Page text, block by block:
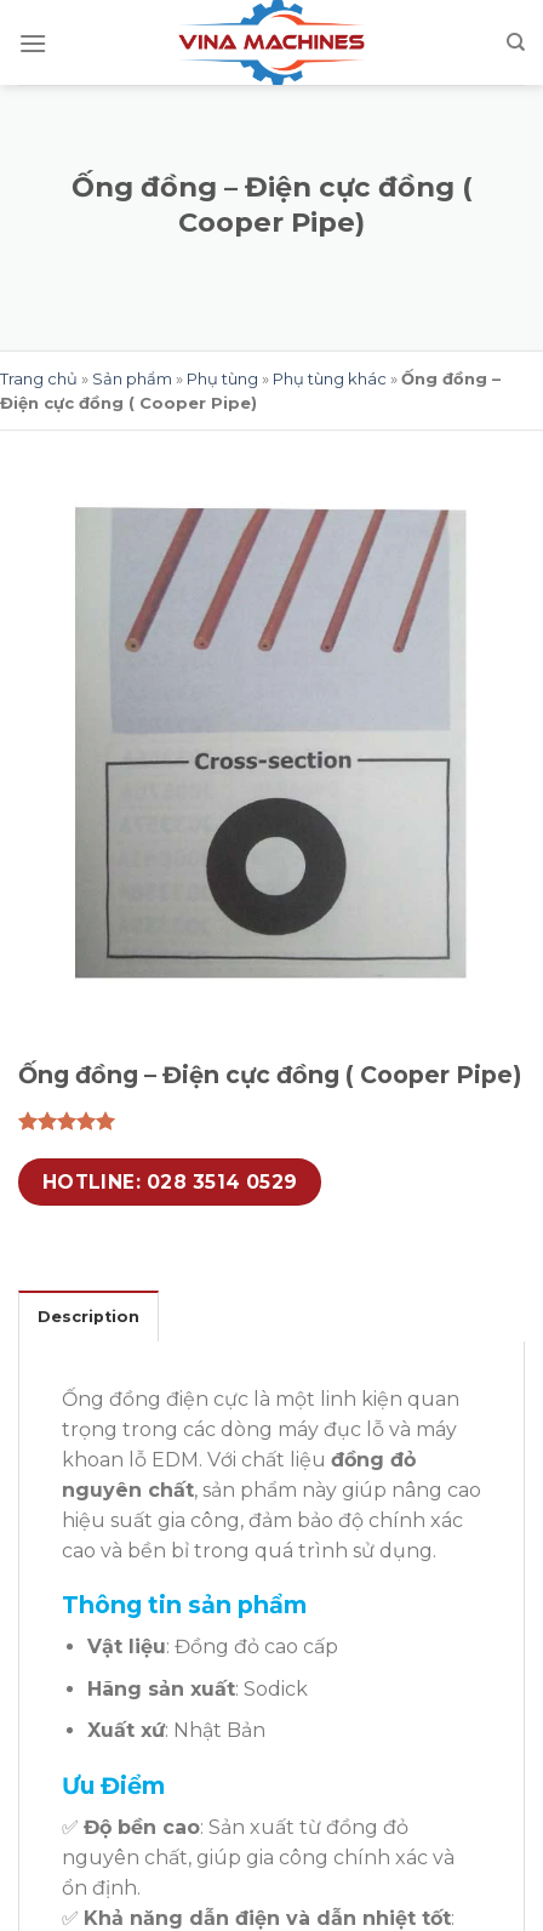
Ống đồng – Điện cực đồng (
Cooper Pipe)
Trang chủ » Sản phẩm » Phụ tùng » Phụ tùng khác »Ống đồng –
Điện cực đồng ( Cooper Pipe)
Ống đồng – Điện cực đồng ( Cooper Pipe)
HOTLINE: 028 3514 0529
Description
Ống đồng điện cực là một linh kiện quan
trọng trong các dòng máy đục lỗ và máy
khoan lỗ EDM. Với chất liệu đồng đỏ
nguyên chất, sản phẩm này giúp nâng cao
hiệu suất gia công, đảm bảo độ chính xác
cao và bền bỉ trong quá trình sử dụng.
Thông tin sản phẩm
Vật liệu: Đồng đỏ cao cấp
Hãng sản xuất: Sodick
Xuất xứ: Nhật Bản
Ưu Điểm
✅ Độ bền cao: Sản xuất từ đồng đỏ
nguyên chất, giúp gia công chính xác và
ổn định.
✅ Khả năng dẫn điện và dẫn nhiệt tốt: